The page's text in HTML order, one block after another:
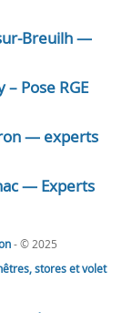
Breuilh —
Pose RGE
— experts
— Experts
- © 2025
stores et volet